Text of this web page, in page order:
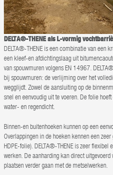
DELTA®-THENE als L-vormig
DELTA®-THENE is een combinatie van een
een kleef-en afdichtingslaag uit
van spouwmuren volgens EN 14967.
bij spouwmuren: de verlijming over het
wegglijdt. Zowel de aansluiting op de
snel en eenvoudig uit te voeren. De folie
water- en regendicht.
Binnen-en buitenhoeken kunnen op een
Overlappingen in de hoeken kennen een
HDPE-folie). DELTA®-THENE is zeer flexibel
werken. De aanharding kan direct
plaatsen verder gaan met de metselwerken.